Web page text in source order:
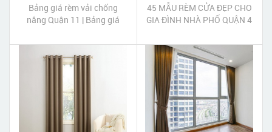
Bảng giá rèm vải chống
nắng Quận 11 | Bảng giá
11
45 MẪU RÈM CỬA ĐẸP CHO
GIA ĐÌNH NHÀ PHỐ QUẬN 4